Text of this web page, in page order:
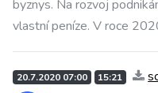
byznys. Na rozvoj
vlastní peníze. V roce
20.7.2020 07:00 15:21